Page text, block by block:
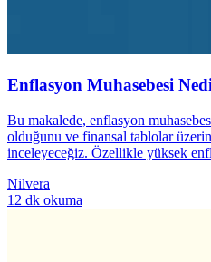
Enflasyon Muhasebesi
Bu makalede, enflasyon
olduğunu ve finansal tablolar
inceleyeceğiz. Özellikle yüksek
Nilvera
12 dk okuma